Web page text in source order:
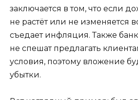
заключается в том, что если
не растёт или не изменяется
съедает инфляция. Также
не спешат предлагать
условия, поэтому вложение
убытки.